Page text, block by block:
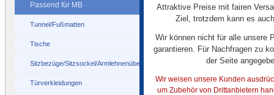
Farbmuster Poly Stepp
Passend für MB
Tunnel/Fußmatten
Tische
Sitzbezüge/Sitzsockel/Armlehnenüberzug
Türverkleidungen
Attraktive Preise mit fairen
Ziel, trotzdem kann es
Wir können nicht für alle unsere
garantieren. Für Nachfragen zu
der Seite
Wir weisen unsere Kunden
um Zubehör von Drittanbietern